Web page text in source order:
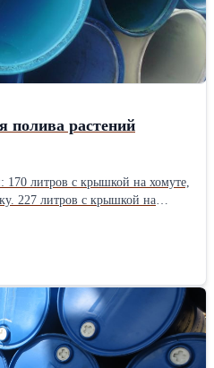
полива растений
литров с крышкой на хомуте,
227 литров с крышкой на
по 1000 рублей за штуку.
ПИЩЕВЫЕ по 1500 рублей за
для полива растений ПИЩЕВЫЕ
работы: с понедельника по
Выходной: суббота и